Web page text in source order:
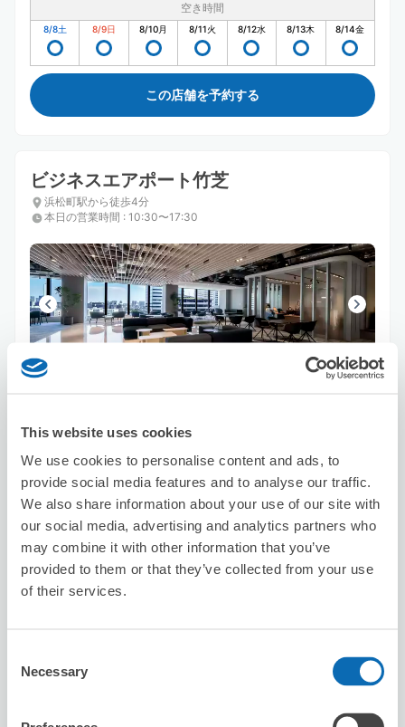
This website uses cookies
We use cookies to personalise content and ads, to
provide social media features and to analyse our traffic.
We also share information about your use of our site with
our social media, advertising and analytics partners who
may combine it with other information that you’ve
provided to them or that they’ve collected from your use
of their services.
Selection
Necessary
空き時間
8/8土 8/9日 8/10月 8/11火 8/12水 8/13木 8/14金
この店舗を予約する
ビジネスエアポート竹芝
浜松町駅から徒歩4分
本日の営業時間 : 10:30〜17:30
保管できる荷物数
この店舗を予約する
ビッグシェフ
5.0★★★
★★★